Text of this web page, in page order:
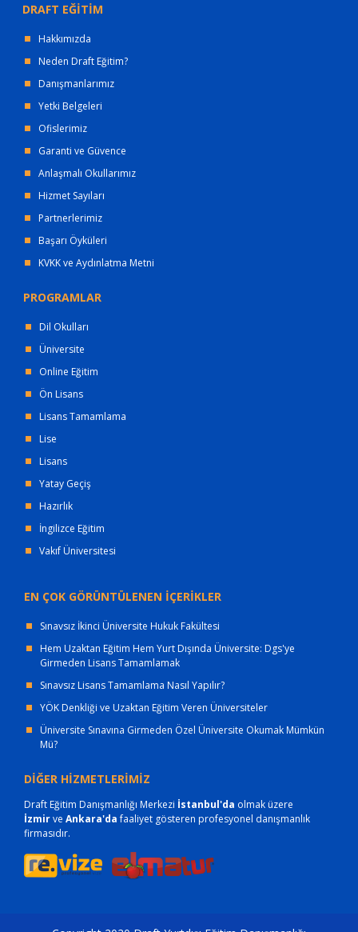
DRAFT EĞİTİM
Hakkımızda
Neden Draft Eğitim?
Danışmanlarımız
Yetki Belgeleri
Ofislerimiz
Garanti ve Güvence
Anlaşmalı Okullarımız
Hizmet Sayıları
Partnerlerimiz
Başarı Öyküleri
KVKK ve Aydınlatma Metni
PROGRAMLAR
Dil Okulları
Üniversite
Online Eğitim
Ön Lisans
Lisans Tamamlama
Lise
Lisans
Yatay Geçiş
Hazırlık
İngilizce Eğitim
Vakıf Üniversitesi
EN ÇOK GÖRÜNTÜLENEN İÇERİKLER
Sınavsız İkinci Üniversite Hukuk Fakültesi
Hem Uzaktan Eğitim Hem Yurt Dışında Üniversite: Dgs'ye
Girmeden Lisans Tamamlamak
Sınavsız Lisans Tamamlama Nasıl Yapılır?
YÖK Denkliği ve Uzaktan Eğitim Veren Üniversiteler
Üniversite Sınavına Girmeden Özel Üniversite Okumak Mümkün
Mü?
DİĞER HİZMETLERİMİZ
Draft Eğitim Danışmanlığı Merkezi İstanbul'da olmak üzere
İzmirve Ankara'dafaaliyet gösteren profesyonel danışmanlık
firmasıdır.